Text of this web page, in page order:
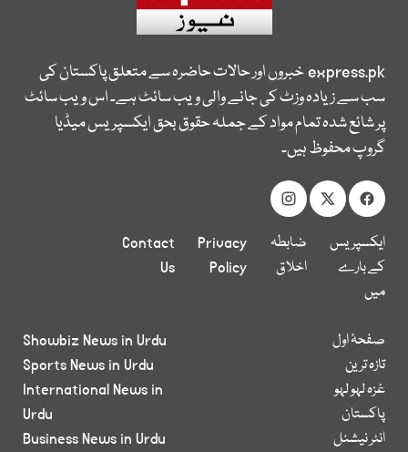
express.pkخبروں اور حالات حاضرہ سے متعلق پاکستان کی
سب سے زیادہ وزٹ کی جانے والی ویب سائٹ ہے۔ اس ویب سائٹ
پر شائع شدہ تمام مواد کے جملہ حقوق بحق ایکسپریس میڈیا
گروپ محفوظ ہیں۔
ایکسپریس
کے بارے
میں
ضابطہ
اخلاق
Privacy
Policy
Contact
Us
صفحۂ اول
تازہ ترین
غزہ لہو لہو
پاکستان
انٹر نیشنل
Showbiz News in Urdu
Sports News in Urdu
International News in
Urdu
Business News in Urdu